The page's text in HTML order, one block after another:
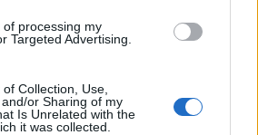
processing my
Targeted Advertising.
Collection, Use,
or Sharing of my
Is Unrelated with the
it was collected.
Erzsi: Zúdulók -
kalandok